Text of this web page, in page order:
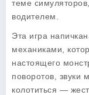
теме
водителем.
Эта игра
механиками,
настоящего
поворотов, звуки
колотиться —